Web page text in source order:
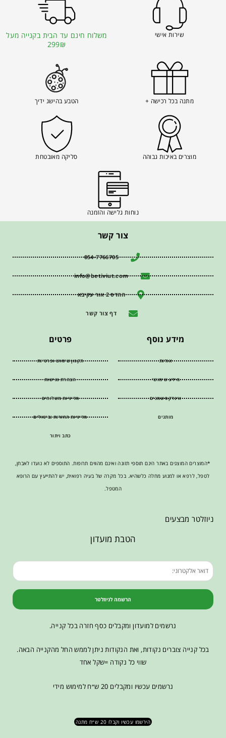
שירות אישי
משלוח חינם עד הבית בקנייה מעל
299₪
מתנה בכל רכישה + הטבע בהישג ידיך
מוצרים באיכות גבוהה סליקה מאובטחת
נוחות גלישה והזמנה
צור קשר
054-7766705
info@betiviut.com
ההדס 2 אור עקיבא
דף צור קשר
מידע נוסף
אודות
מידע שימושי
אינדקס שמנים
מותגים
פרטים
תקנון שימוש ופרטיות
הצהרת נגישות
מדיניות משלוחים
מדיניות החזרות וביטולים
כתב ויתור
*המוצרים המוצגים באתר הינם תוספי תזונה ואינם מהווים תרופות. התוספים לא נועדו לאבחן,
לטפל, לרפא או למנוע מחלה כלשהיא. בכל מקרה של בעיה רפואית, יש להתייעץ עם הרופא
המטפל.
ניוזלטר מבצעים
הטבת מועדון
הרשמה לניוזלטר
נרשמים למועדון ומקבלים כסף חזרה בכל קנייה.
בכל קנייה צוברים נקודות, ואת הנקודות ניתן לממש החל מהקנייה הבאה.
שווי כל נקודה =שקל אחד
נרשמים עכשיו ומקבלים 20 ש״ח למימוש מידי
הירשמו עכשיו וקבלו 20 ש״ח מתנה